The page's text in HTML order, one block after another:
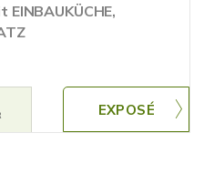
EINBAUKÜCHE,